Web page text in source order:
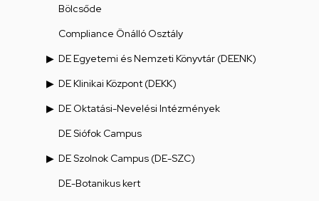
Bölcsőde
Compliance Önálló Osztály
DE Egyetemi és Nemzeti Könyvtár (DEENK)
DE Klinikai Központ (DEKK)
DE Oktatási-Nevelési Intézmények
DE Siófok Campus
DE Szolnok Campus (DE-SZC)
DE-Botanikus kert